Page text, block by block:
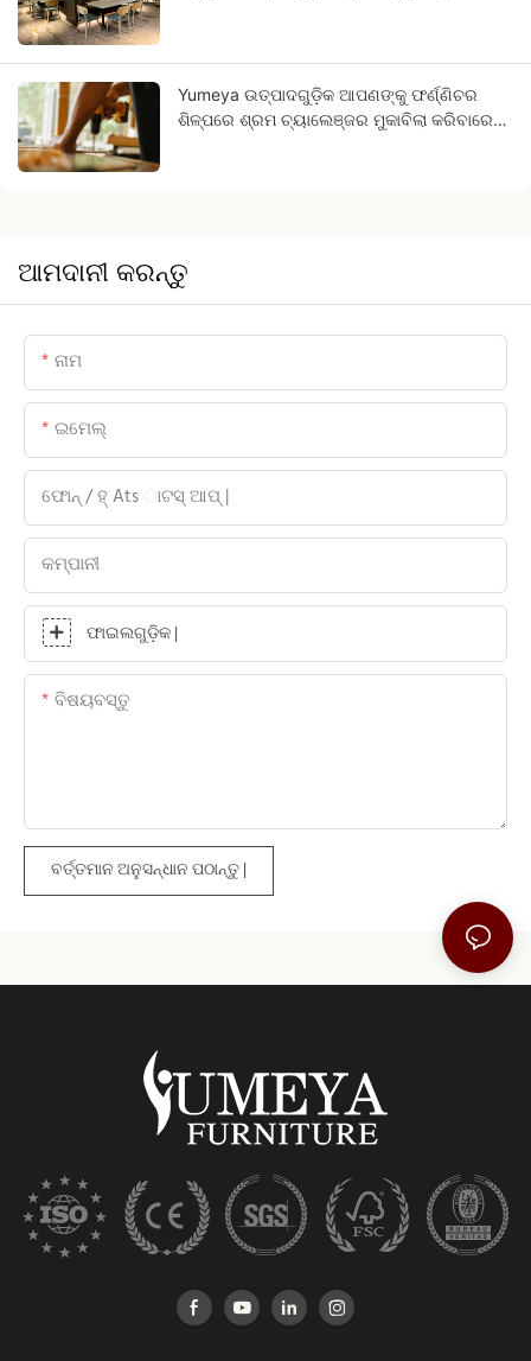
Yumeya ଉତ୍ପାଦଗୁଡ଼ିକ ଆପଣଙ୍କୁ ଫର୍ଣ୍ଣିଚର
ଶିଳ୍ପରେ ଶ୍ରମ ଚ୍ୟାଲେଞ୍ଜର ମୁକାବିଲା କରିବାରେ
ଆମଦାନୀ କରନ୍ତୁ
ନାମ
ଇମେଲ୍
ଫୋନ୍ / ହ୍ Ats ାଟସ୍ ଆପ୍ |
କମ୍ପାନୀ
ଫାଇଲଗୁଡ଼ିକ |
ବିଷୟବସ୍ତୁ
ବର୍ତ୍ତମାନ ଅନୁସନ୍ଧାନ ପଠାନ୍ତୁ |